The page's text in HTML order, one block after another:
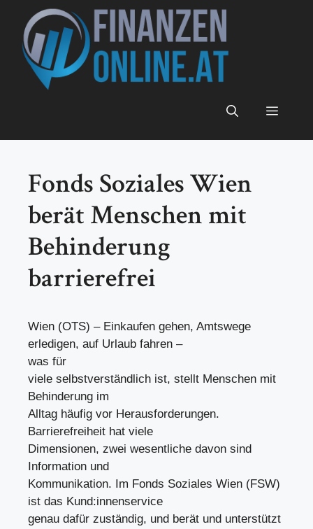
Inhalt
springen
Menü
Fonds Soziales Wien
berät Menschen mit
Behinderung
barrierefrei
Wien (OTS) – Einkaufen gehen, Amtswege
erledigen, auf Urlaub fahren –
was für
viele selbstverständlich ist, stellt Menschen mit
Behinderung im
Alltag häufig vor Herausforderungen.
Barrierefreiheit hat viele
Dimensionen, zwei wesentliche davon sind
Information und
Kommunikation. Im Fonds Soziales Wien (FSW)
ist das Kund:innenservice
genau dafür zuständig, und berät und unterstützt